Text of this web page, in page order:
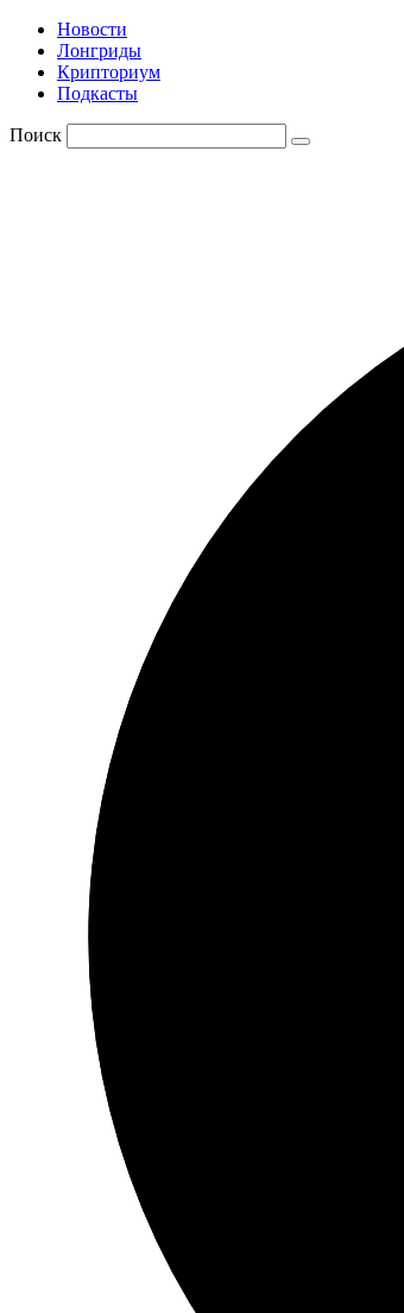
Новости
Лонгриды
Крипториум
Подкасты
Поиск